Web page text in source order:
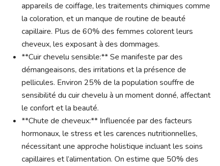
appareils de coiffage, les traitements chimiques comme
la coloration, et un manque de routine de beauté
capillaire. Plus de 60% des femmes colorent leurs
cheveux, les exposant à des dommages.
**Cuir chevelu sensible:** Se manifeste par des
démangeaisons, des irritations et la présence de
pellicules. Environ 25% de la population souffre de
sensibilité du cuir chevelu à un moment donné, affectant
le confort et la beauté.
**Chute de cheveux:** Influencée par des facteurs
hormonaux, le stress et les carences nutritionnelles,
nécessitant une approche holistique incluant les soins
capillaires et l’alimentation. On estime que 50% des